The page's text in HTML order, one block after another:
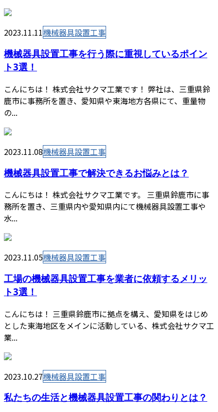
2023.11.11機械器具設置工事
機械器具設置工事を行う際に重視しているポイン
ト3選！
こんにちは！ 株式会社サクマ工業です！ 弊社は、三重県鈴
鹿市に事務所を置き、愛知県や東海地方各県にて、重量物
の...
2023.11.08機械器具設置工事
機械器具設置工事で解決できるお悩みとは？
こんにちは！ 株式会社サクマ工業です。 三重県鈴鹿市に事
務所を置き、三重県内や愛知県内にて機械器具設置工事や
水...
2023.11.05機械器具設置工事
工場の機械器具設置工事を業者に依頼するメリッ
ト3選！
こんにちは！ 三重県鈴鹿市に拠点を構え、愛知県をはじめ
とした東海地区をメインに活動している、株式会社サクマ工
業...
2023.10.27機械器具設置工事
私たちの生活と機械器具設置工事の関わりとは？